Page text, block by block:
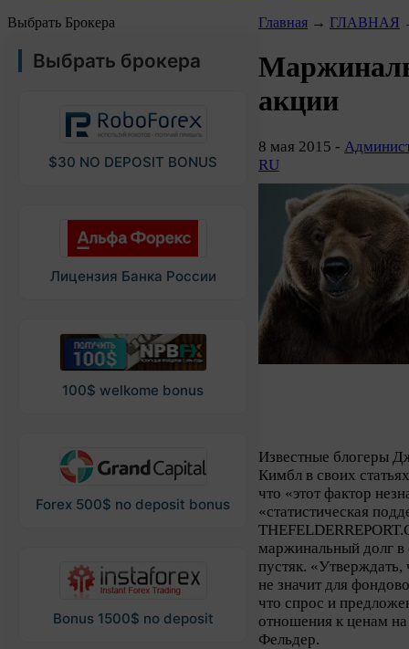
Выбрать Брокера
Выбрать брокера
$30 NO DEPOSIT BONUS
Лицензия Банка России
100$ welkome bonus
Forex 500$ no deposit bonus
Bonus 1500$ no deposit
Главная → ГЛАВНАЯ
акции
8 мая 2015 -
RU
Известные блогеры
Кимбл в своих
что «этот фактор
«статистическая
маржинальный долг
пустяк.
не значит для
что спрос и
отношения к ценам
Фельдер.